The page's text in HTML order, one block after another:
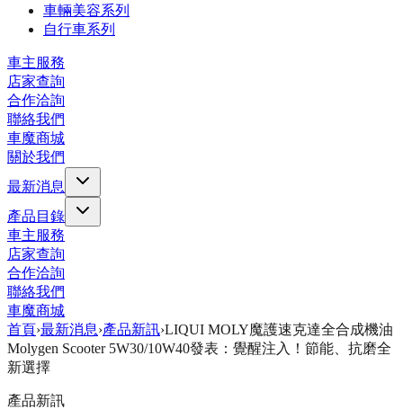
車輛美容系列
自行車系列
車主服務
店家查詢
合作洽詢
聯絡我們
車魔商城
關於我們
最新消息
產品目錄
車主服務
店家查詢
合作洽詢
聯絡我們
車魔商城
首頁›最新消息›產品新訊›LIQUI MOLY魔護速克達全合成機油
Molygen Scooter 5W30/10W40發表：覺醒注入！節能、抗磨全
新選擇
產品新訊